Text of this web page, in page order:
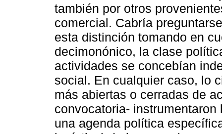
también por otros
comercial. Cabría
esta distinción tomando en
decimonónico, la clase
actividades se concebían
social. En cualquier caso, lo
más abiertas o cerradas de
convocatoria-
una agenda política